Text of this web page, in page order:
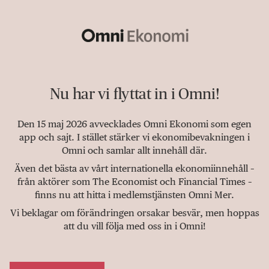
Nu har vi flyttat in i Omni!
Den 15 maj 2026 avvecklades Omni Ekonomi som egen
app och sajt. I stället stärker vi ekonomibevakningen i
Omni och samlar allt innehåll där.
Även det bästa av vårt internationella ekonomiinnehåll –
från aktörer som The Economist och Financial Times –
finns nu att hitta i medlemstjänsten Omni Mer.
Vi beklagar om förändringen orsakar besvär, men hoppas
att du vill följa med oss in i Omni!